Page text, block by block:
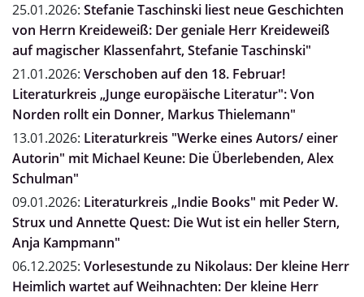
25.01.2026: Stefanie Taschinski liest neue Geschichten
von Herrn Kreideweiß: Der geniale Herr Kreideweiß
auf magischer Klassenfahrt, Stefanie Taschinski"
21.01.2026: Verschoben auf den 18. Februar!
Literaturkreis „Junge europäische Literatur": Von
Norden rollt ein Donner, Markus Thielemann"
13.01.2026: Literaturkreis "Werke eines Autors/ einer
Autorin" mit Michael Keune: Die Überlebenden, Alex
Schulman"
09.01.2026: Literaturkreis „Indie Books" mit Peder W.
Strux und Annette Quest: Die Wut ist ein heller Stern,
Anja Kampmann"
06.12.2025: Vorlesestunde zu Nikolaus: Der kleine Herr
Heimlich wartet auf Weihnachten: Der kleine Herr